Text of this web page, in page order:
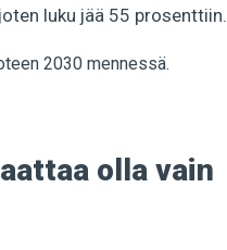
luku jää 55 prosenttiin.
olla vain